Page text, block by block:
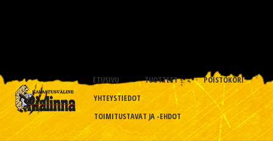
ETUSIVU TUOTTEET
POISTOKORI
YHTEYSTIEDOT
TOIMITUSTAVAT JA -EHDOT